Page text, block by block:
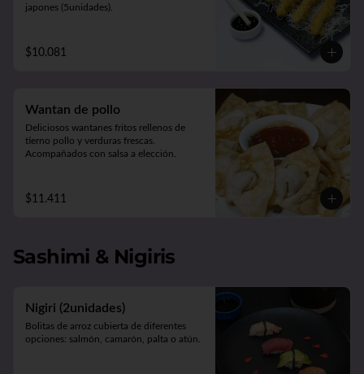
japones (5unidades).
$10.081
Wantan de pollo
Deliciosos wantanes fritos rellenos de
tierno pollo y verduras frescas.
Acompañados con salsa a elección.
$11.411
Sashimi & Nigiris
Nigiri (2unidades)
Bolitas de arroz cubierta de diferentes
opciones: salmón, camarón, palta o atún.